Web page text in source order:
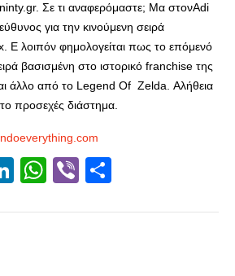
Σε τι αναφερόμαστε; Μα στονAdi
για την κινούμενη σειρά
Ε λοιπόν φημολογείται πως το επόμενό
βασισμένη στο ιστορικό franchise της
άλλο από το Legend Of Zelda. Αλήθεια
προσεχές διάστημα.
LinkedIn
WhatsApp
Viber